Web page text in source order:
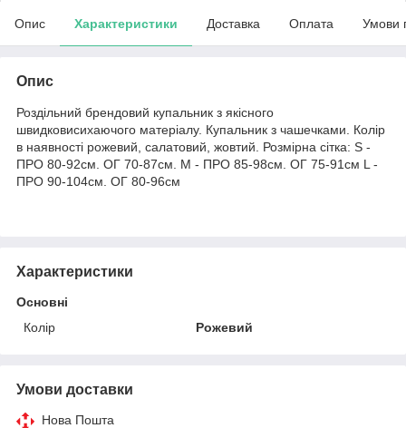
Опис Характеристики Доставка Оплата Умови
Опис
Роздільний брендовий купальник з якісного
швидковисихаючого матеріалу. Купальник з чашечками. Колір
в наявності рожевий, салатовий, жовтий. Розмірна сітка: S -
ПРО 80-92см. ОГ 70-87см. M - ПРО 85-98см. ОГ 75-91см L -
ПРО 90-104см. ОГ 80-96см
Характеристики
Основні
Колір
Рожевий
Умови доставки
Нова Пошта